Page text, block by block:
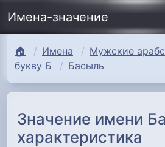
Имена-значение
🏠 Имена
Мужские
букву Б
Басыль
Значение имени
характеристика